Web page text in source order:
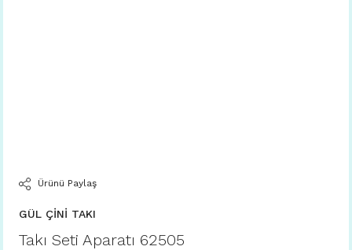
Ürünü Paylaş
GÜL ÇİNİ TAKI
Takı Seti Aparatı 62505